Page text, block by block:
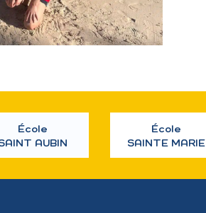
École
AUBIN
École
SAINTE MARIE